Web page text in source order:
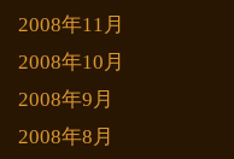
2008年11月
2008年10月
2008年9月
2008年8月